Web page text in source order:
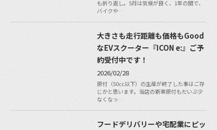
も折り返し。5月は気候が良く、1年の間で、
バイクや…
大きさも走行距離も価格もGood
なEVスクーター『ICON e:』ご予
約受付中です！
2026/02/28
原付（50cc以下）の生産が終了した事はご存
じかと思います。当店の新車原付もだいぶ少
なくなっ…
フードデリバリーや宅配業にピッ